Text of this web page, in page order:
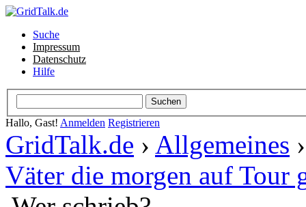
Suche
Impressum
Datenschutz
Hilfe
Hallo, Gast! Anmelden Registrieren
GridTalk.de › Allgemeines
Väter die morgen auf Tour